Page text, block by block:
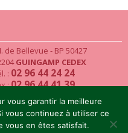
de Bellevue - BP 50427
GUINGAMP CEDEX
: 02 96 44 24 24
:02 96 44 41 39
vous garantir la meilleure
vous continuez à utiliser ce
vous en êtes satisfait.